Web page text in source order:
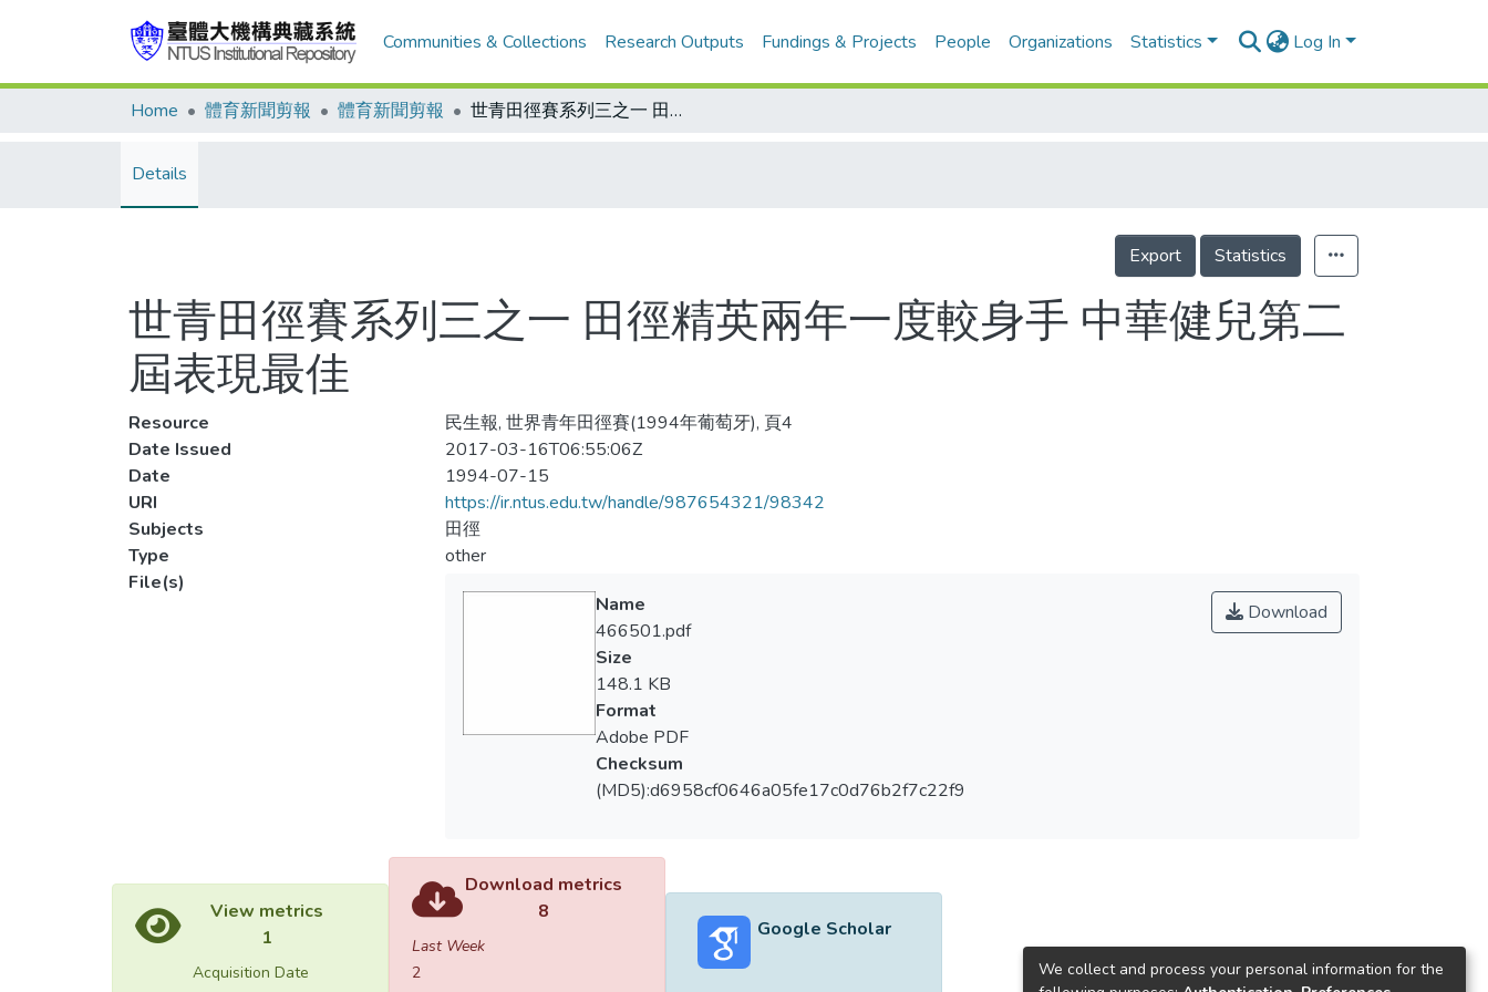
Communities & Collections Research Outputs Fundings & Projects People Organizations Statistics Log In
Home 體育新聞剪報 體育新聞剪報 世青田徑賽系列三之一 田徑精英兩年一度較身手 中華健兒第二屆表現最佳
Details
Export Statistics
世青田徑賽系列三之一 田徑精英兩年一度較身手 中華健兒第二
屆表現最佳
Resource
民生報, 世界青年田徑賽(1994年葡萄牙), 頁4
Date Issued
2017-03-16T06:55:06Z
Date
1994-07-15
URI
https://ir.ntus.edu.tw/handle/987654321/98342
Subjects
田徑
Type
other
File(s)
Download
Name
466501.pdf
Size
148.1 KB
Format
Adobe PDF
Checksum
(MD5):d6958cf0646a05fe17c0d76b2f7c22f9
View metrics
1
Acquisition Date
Download metrics
8
Last Week
2
Google Scholar
We collect and process your personal information for the